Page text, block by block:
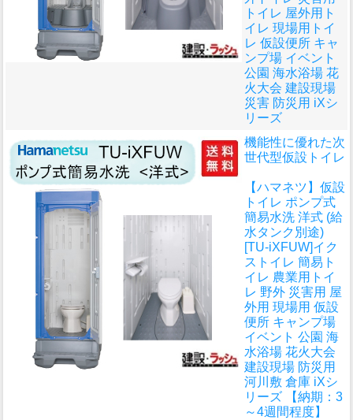
トイレ 屋外用ト
イレ 現場用トイ
レ 仮設便所 キャ
ンプ場 イベント
公園 海水浴場 花
火大会 建設現場
災害 防災用 iXシ
リーズ
機能性に優れた次
世代型仮設トイレ
【ハマネツ】仮設
トイレ ポンプ式
簡易水洗 洋式 (給
水タンク別途)
[TU-iXFUW]イク
ストイレ 簡易ト
イレ 農業用トイ
レ 野外 災害用 屋
外用 現場用 仮設
便所 キャンプ場
イベント 公園 海
水浴場 花火大会
建設現場 防災用
河川敷 倉庫 iXシ
リーズ 【納期：3
～4週間程度】